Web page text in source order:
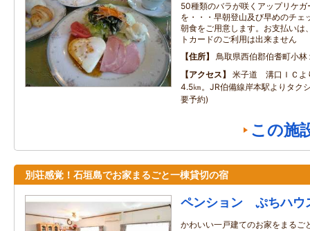
50種類のバラが咲くアップリケ
を・・・早朝登山及び早めのチェ
朝食をご用意します。お支払いは
トカードのご利用は出来ません
住所
鳥取県西伯郡伯耆町小林
アクセス
米子道 溝口ＩＣよ
4.5㎞。JR伯備線岸本駅よりタク
要予約)
この施
別荘感覚！石垣島でお家まるごと一棟貸切の宿
ペンション ぷちハウ
かわいい一戸建てのお家をまるご